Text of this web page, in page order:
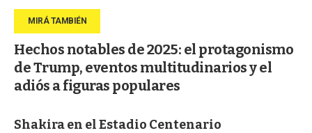
Hechos notables de 2025: el protagonismo
de Trump, eventos multitudinarios y el
adiós a figuras populares
Shakira en el Estadio Centenario